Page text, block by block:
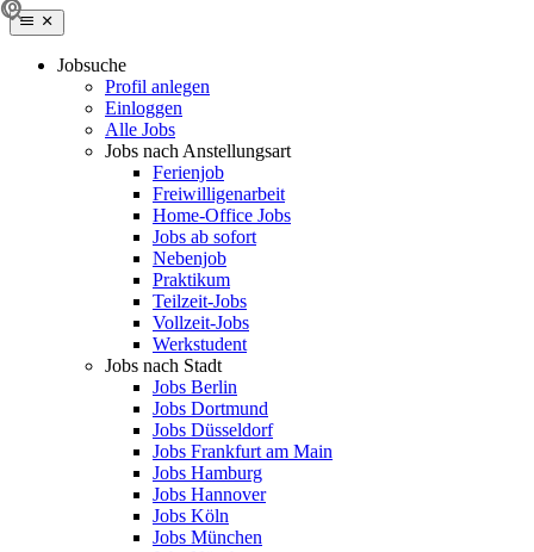
Jobsuche
Profil anlegen
Einloggen
Alle Jobs
Jobs nach Anstellungsart
Ferienjob
Freiwilligenarbeit
Home-Office Jobs
Jobs ab sofort
Nebenjob
Praktikum
Teilzeit-Jobs
Vollzeit-Jobs
Werkstudent
Jobs nach Stadt
Jobs Berlin
Jobs Dortmund
Jobs Düsseldorf
Jobs Frankfurt am Main
Jobs Hamburg
Jobs Hannover
Jobs Köln
Jobs München